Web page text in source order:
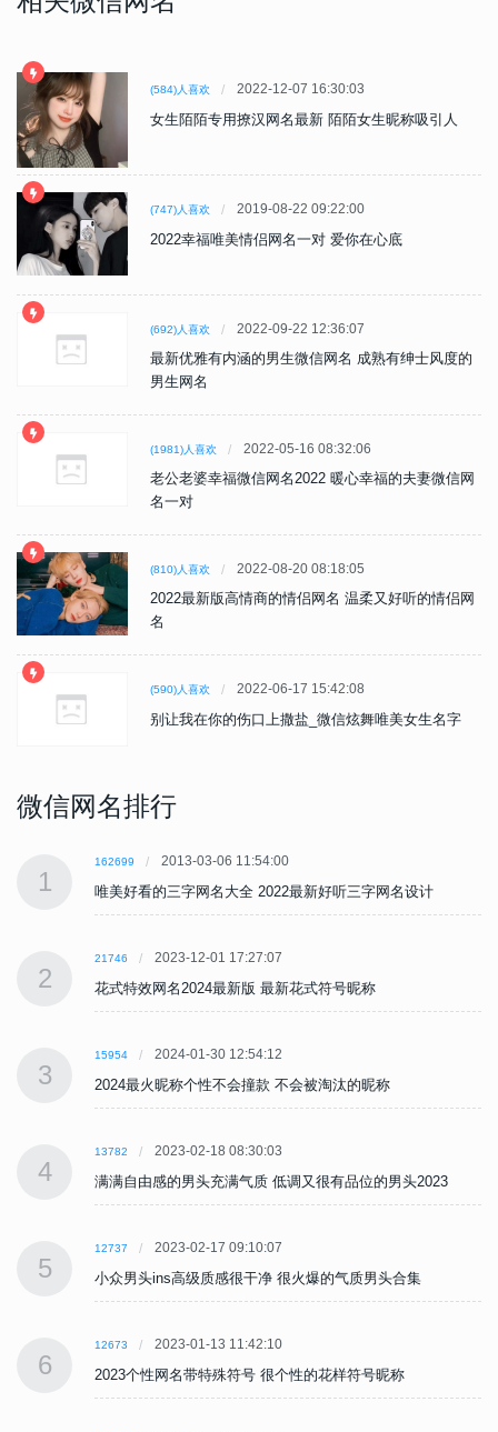
(584)人喜欢 2022-12-07 16:30:03
女生陌陌专用撩汉网名最新 陌陌女生昵称吸引人
(747)人喜欢 2019-08-22 09:22:00
2022幸福唯美情侣网名一对 爱你在心底
(692)人喜欢 2022-09-22 12:36:07
最新优雅有内涵的男生微信网名 成熟有绅士风度的
男生网名
(1981)人喜欢 2022-05-16 08:32:06
老公老婆幸福微信网名2022 暖心幸福的夫妻微信网
名一对
(810)人喜欢 2022-08-20 08:18:05
2022最新版高情商的情侣网名 温柔又好听的情侣网
名
(590)人喜欢 2022-06-17 15:42:08
别让我在你的伤口上撒盐_微信炫舞唯美女生名字
微信网名排行
1
162699 2013-03-06 11:54:00
唯美好看的三字网名大全 2022最新好听三字网名设计
2
21746 2023-12-01 17:27:07
花式特效网名2024最新版 最新花式符号昵称
3
15954 2024-01-30 12:54:12
2024最火昵称个性不会撞款 不会被淘汰的昵称
4
13782 2023-02-18 08:30:03
满满自由感的男头充满气质 低调又很有品位的男头2023
5
12737 2023-02-17 09:10:07
小众男头ins高级质感很干净 很火爆的气质男头合集
6
12673 2023-01-13 11:42:10
2023个性网名带特殊符号 很个性的花样符号昵称